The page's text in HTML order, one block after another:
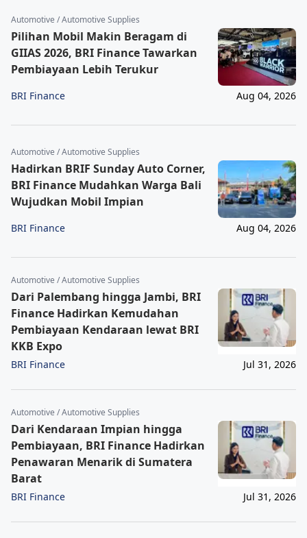
Automotive / Automotive Supplies
Pilihan Mobil Makin Beragam di
GIIAS 2026, BRI Finance Tawarkan
Pembiayaan Lebih Terukur
BRI Finance Aug 04, 2026
Automotive / Automotive Supplies
Hadirkan BRIF Sunday Auto Corner,
BRI Finance Mudahkan Warga Bali
Wujudkan Mobil Impian
BRI Finance Aug 04, 2026
Automotive / Automotive Supplies
Dari Palembang hingga Jambi, BRI
Finance Hadirkan Kemudahan
Pembiayaan Kendaraan lewat BRI
KKB Expo
BRI Finance Jul 31, 2026
Automotive / Automotive Supplies
Dari Kendaraan Impian hingga
Pembiayaan, BRI Finance Hadirkan
Penawaran Menarik di Sumatera
Barat
BRI Finance Jul 31, 2026